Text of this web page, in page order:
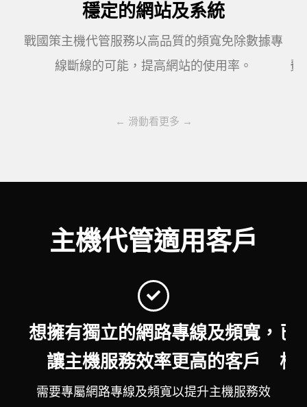
穩定的網站及系統
戰國策主機代管服務以高品質的頻寬免除數據專
線斷線的可能，提高網站的使用率。
費
← 滑動看更多 →
主機代管適用客戶
想擁有獨立的網路專線及頻寬，
讓主機服務效率更高的客戶
需要專屬網路專線及頻寬以提升主機服務效
已
標